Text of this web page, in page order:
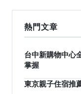
熱門文章
台中新購物中心
掌握
東京親子住宿推